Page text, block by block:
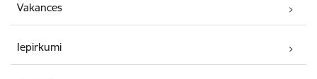
Vakances
Iepirkumi